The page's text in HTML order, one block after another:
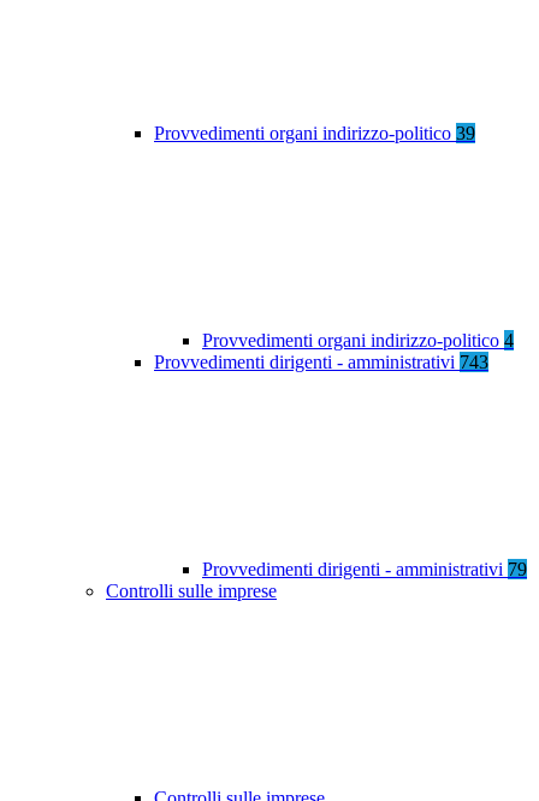
Provvedimenti organi indirizzo-politico 39
Provvedimenti organi indirizzo-politico 4
Provvedimenti dirigenti - amministrativi 743
Provvedimenti dirigenti - amministrativi 79
Controlli sulle imprese